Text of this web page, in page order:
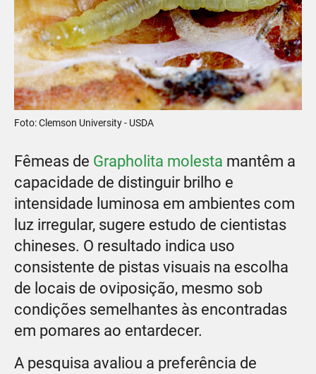
Foto: Clemson University - USDA
Fêmeas de Grapholita molesta mantêm a
capacidade de distinguir brilho e
intensidade luminosa em ambientes com
luz irregular, sugere estudo de cientistas
chineses. O resultado indica uso
consistente de pistas visuais na escolha
de locais de oviposição, mesmo sob
condições semelhantes às encontradas
em pomares ao entardecer.
A pesquisa avaliou a preferência de